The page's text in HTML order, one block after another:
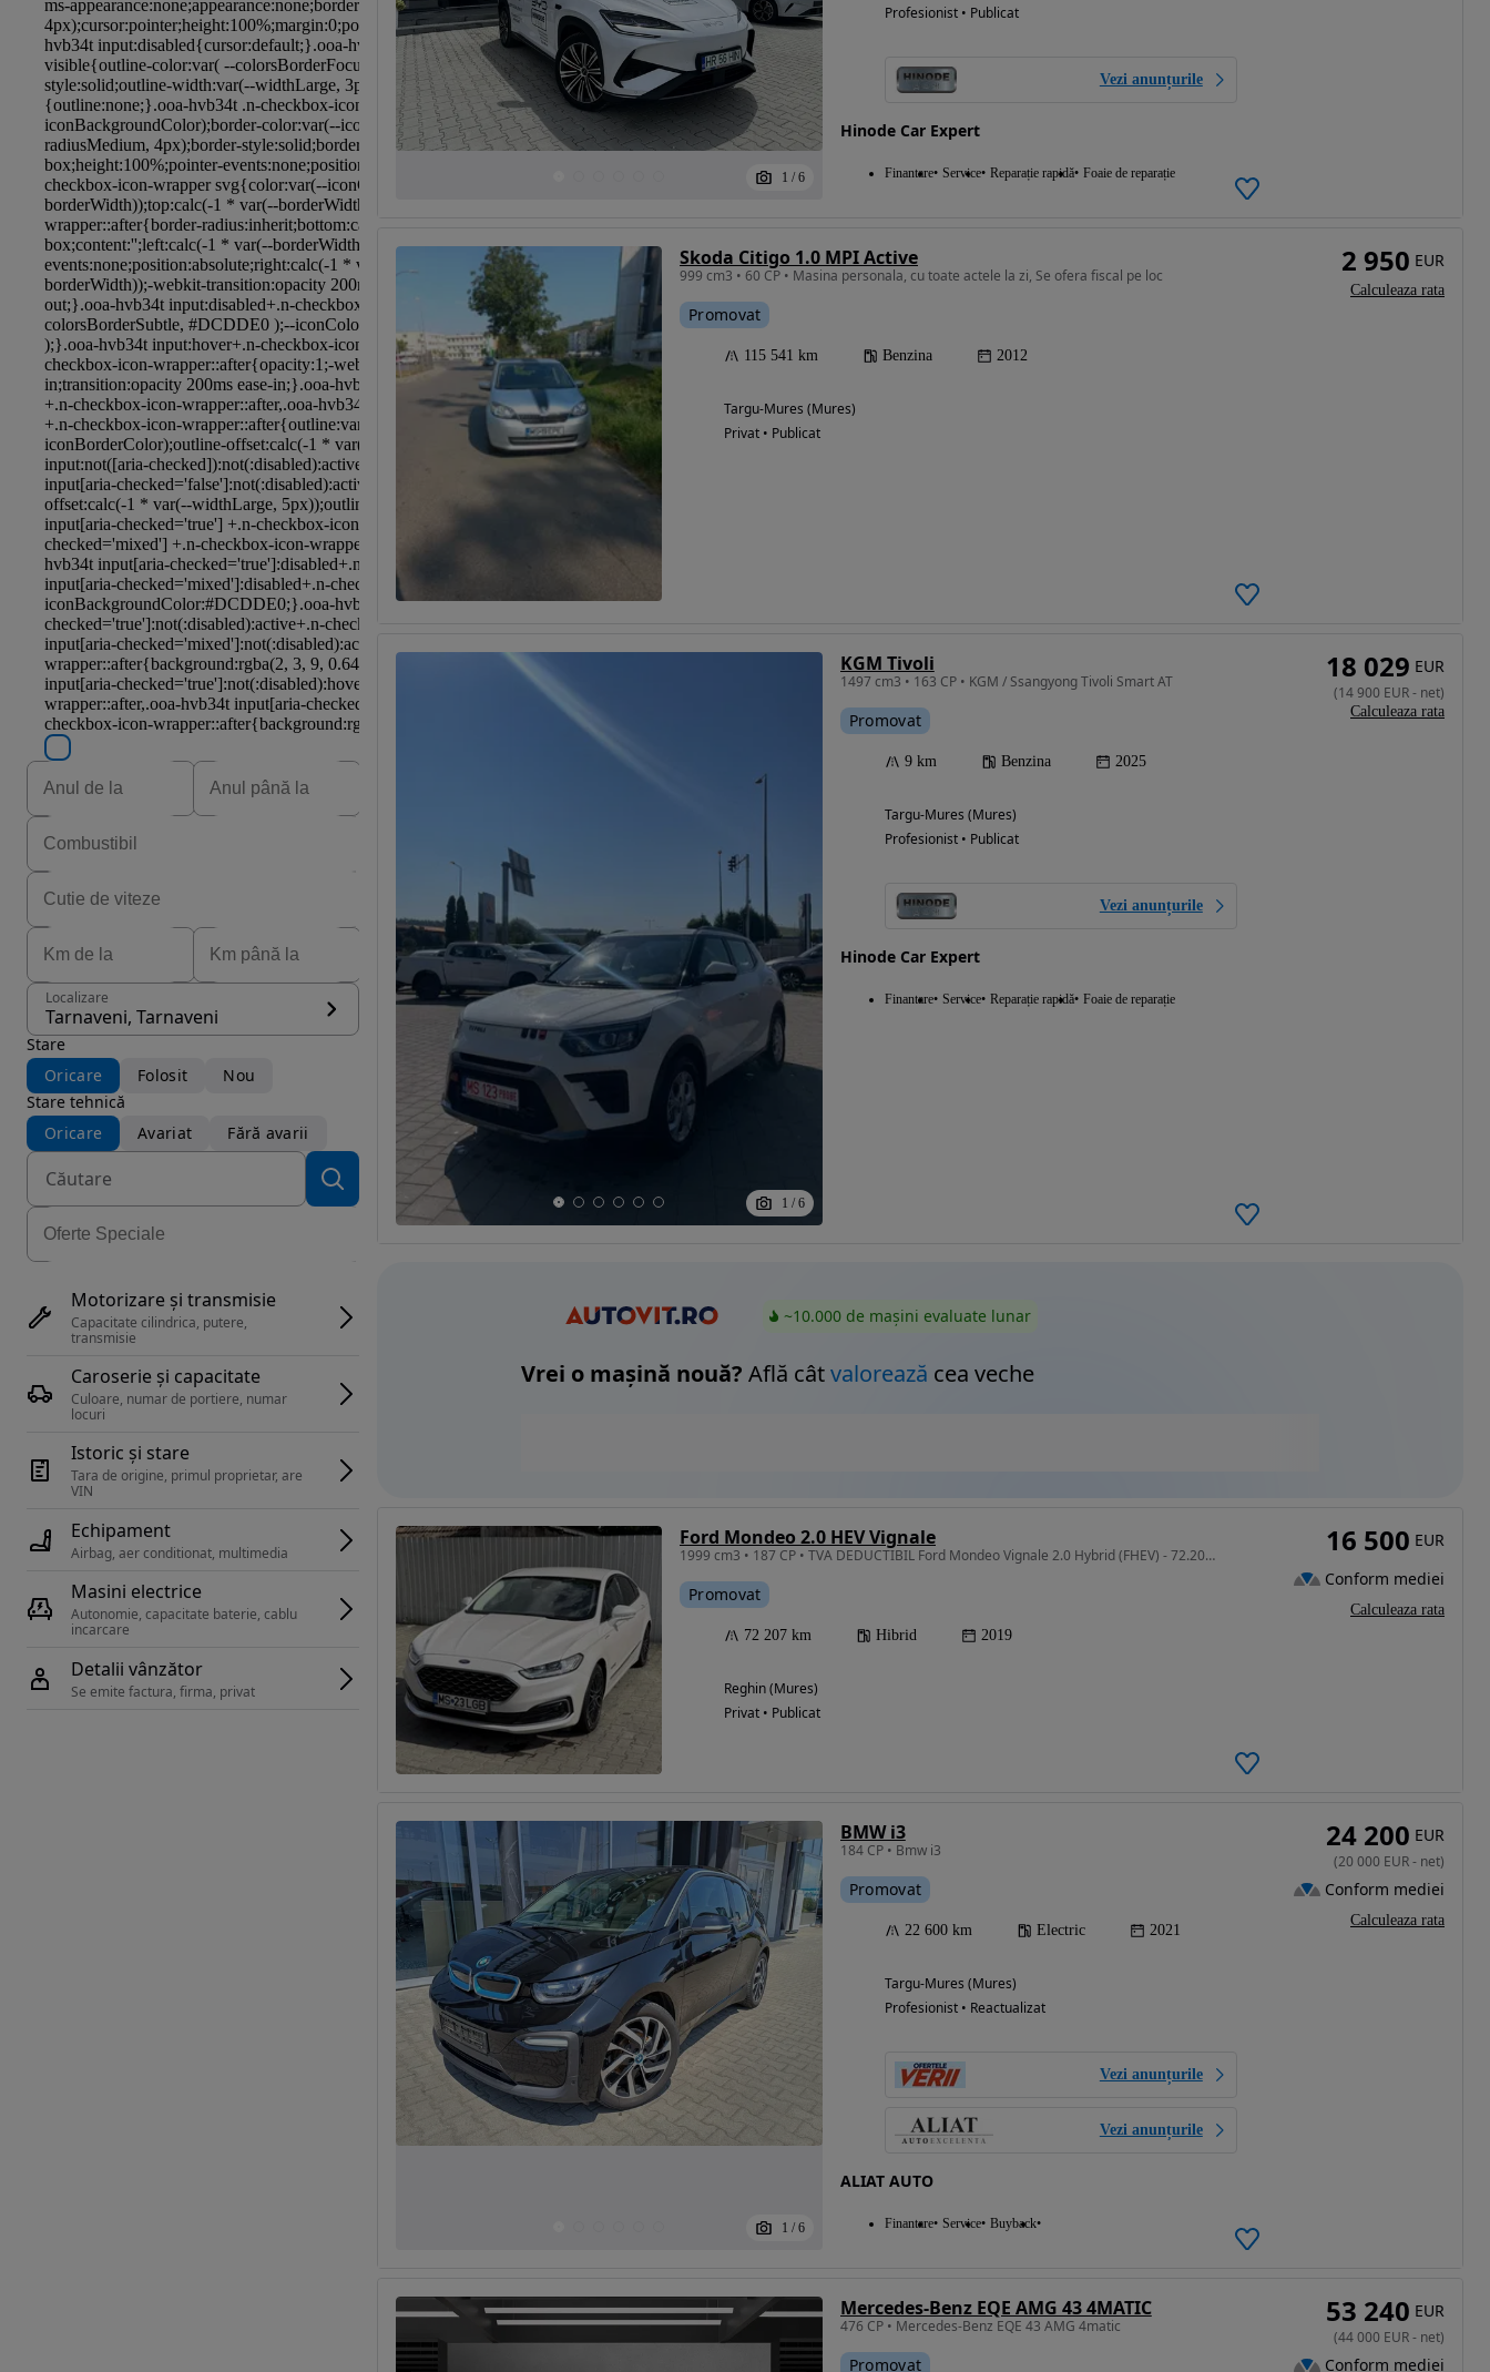
Localizare
Tarnaveni, Tarnaveni
Stare
Oricare
Folosit
Nou
Stare tehnică
Oricare
Avariat Fără avarii
Motorizare și transmisie
Capacitate cilindrica, putere,
transmisie
Caroserie și capacitate
Culoare, numar de portiere, numar
locuri
Istoric și stare
Tara de origine, primul proprietar, are
Echipament
Airbag, aer conditionat, multimedia
Masini electrice
Autonomie, capacitate baterie, cablu
Detalii vânzător
Se emite factura, firma, privat
1 / 6
Profesionist • Publicat
Vezi anunțurile
Hinode Car Expert
Finantare Service Reparație rapidă Foaie de reparație
Skoda Citigo 1.0 MPI Active
999 cm3 • 60 CP • Masina personala, cu toate actele la zi, Se ofera fiscal pe loc
Promovat
115 541 km Benzina 2012
Targu-Mures (Mures)
Privat • Publicat
2 950 EUR
Calculeaza rata
1 / 6
KGM Tivoli
1497 cm3 • 163 CP • KGM / Ssangyong Tivoli Smart AT
Promovat
9 km Benzina 2025
Targu-Mures (Mures)
Profesionist • Publicat
Vezi anunțurile
Hinode Car Expert
Finantare Service Reparație rapidă Foaie de reparație
18 029 EUR
(14 900 EUR- net)
Calculeaza rata
~10.000 de mașini evaluate lunar
Vrei o mașină nouă? Află câtvalorează cea veche
Ford Mondeo 2.0 HEV Vignale
1999 cm3 • 187 CP • TVA DEDUCTIBIL Ford Mondeo Vignale 2.0 Hybrid (FHEV) - 72.200 km
Promovat
72 207 km Hibrid 2019
Reghin (Mures)
Privat • Publicat
16 500 EUR
Conform mediei
Calculeaza rata
1 / 6
BMW i3
184 CP • Bmw i3
Promovat
22 600 km Electric 2021
Targu-Mures (Mures)
Profesionist • Reactualizat
Vezi anunțurile
Vezi anunțurile
ALIAT AUTO
Finantare Service Buyback
24 200 EUR
(20 000 EUR- net)
Conform mediei
Calculeaza rata
Mercedes-Benz EQE AMG 43 4MATIC
476 CP • Mercedes-Benz EQE 43 AMG 4matic
Promovat
53 240 EUR
(44 000 EUR- net)
Conform mediei